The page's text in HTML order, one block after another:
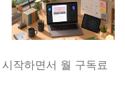
작하면서 월 구독료